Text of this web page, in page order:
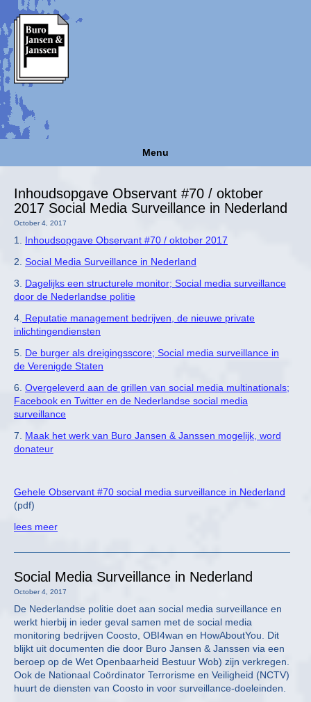
Menu
Inhoudsopgave Observant #70 / oktober
2017 Social Media Surveillance in Nederland
October 4, 2017
1. Inhoudsopgave Observant #70 / oktober 2017
2. Social Media Surveillance in Nederland
3. Dagelijks een structurele monitor; Social media surveillance
door de Nederlandse politie
4. Reputatie management bedrijven, de nieuwe private
inlichtingendiensten
5. De burger als dreigingsscore; Social media surveillance in
de Verenigde Staten
6. Overgeleverd aan de grillen van social media multinationals;
Facebook en Twitter en de Nederlandse social media
surveillance
7. Maak het werk van Buro Jansen & Janssen mogelijk, word
donateur
Gehele Observant #70 social media surveillance in Nederland
(pdf)
lees meer
Social Media Surveillance in Nederland
October 4, 2017
De Nederlandse politie doet aan social media surveillance en
werkt hierbij in ieder geval samen met de social media
monitoring bedrijven Coosto, OBI4wan en HowAboutYou. Dit
blijkt uit documenten die door Buro Jansen & Janssen via een
beroep op de Wet Openbaarheid Bestuur Wob) zijn verkregen.
Ook de Nationaal Coördinator Terrorisme en Veiligheid (NCTV)
huurt de diensten van Coosto in voor surveillance-doeleinden.